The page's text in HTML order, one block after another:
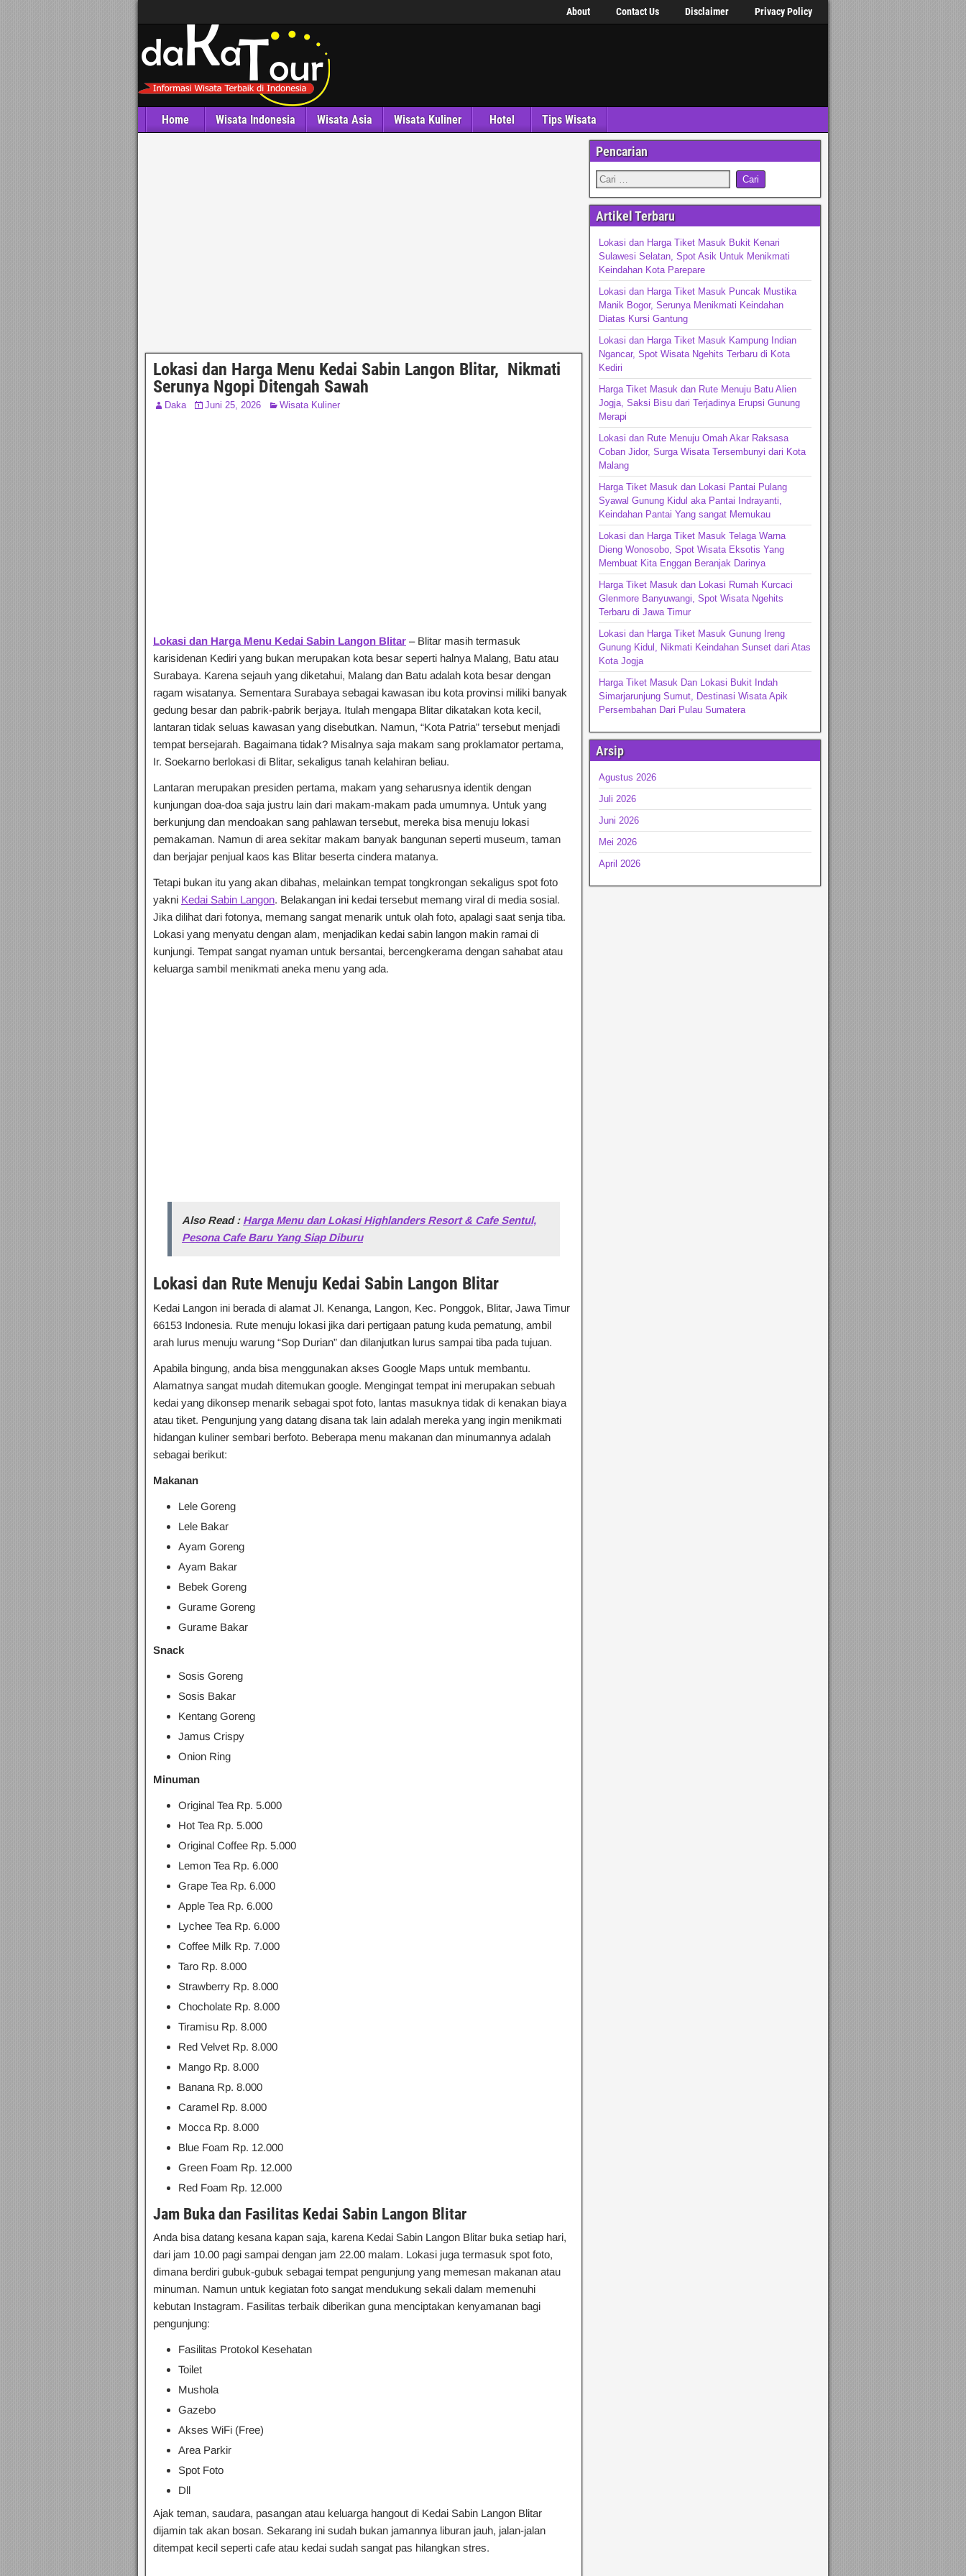
About Contact Us Disclaimer Privacy Policy
Home Wisata Indonesia Wisata Asia Wisata Kuliner Hotel Tips Wisata
Lokasi dan Harga Menu Kedai Sabin Langon Blitar, Nikmati
Serunya Ngopi Ditengah Sawah
Daka Juni 25, 2026 Wisata Kuliner
Lokasi dan Harga Menu Kedai Sabin Langon Blitar – Blitar masih termasuk
karisidenan Kediri yang bukan merupakan kota besar seperti halnya Malang, Batu atau
Surabaya. Karena sejauh yang diketahui, Malang dan Batu adalah kota besar dengan
ragam wisatanya. Sementara Surabaya sebagai kawasan ibu kota provinsi miliki banyak
gedung besar dan pabrik-pabrik berjaya. Itulah mengapa Blitar dikatakan kota kecil,
lantaran tidak seluas kawasan yang disebutkan. Namun, “Kota Patria” tersebut menjadi
tempat bersejarah. Bagaimana tidak? Misalnya saja makam sang proklamator pertama,
Ir. Soekarno berlokasi di Blitar, sekaligus tanah kelahiran beliau.
Lantaran merupakan presiden pertama, makam yang seharusnya identik dengan
kunjungan doa-doa saja justru lain dari makam-makam pada umumnya. Untuk yang
berkunjung dan mendoakan sang pahlawan tersebut, mereka bisa menuju lokasi
pemakaman. Namun di area sekitar makam banyak bangunan seperti museum, taman
dan berjajar penjual kaos kas Blitar beserta cindera matanya.
Tetapi bukan itu yang akan dibahas, melainkan tempat tongkrongan sekaligus spot foto
yakni Kedai Sabin Langon. Belakangan ini kedai tersebut memang viral di media sosial.
Jika dilihat dari fotonya, memang sangat menarik untuk olah foto, apalagi saat senja tiba.
Lokasi yang menyatu dengan alam, menjadikan kedai sabin langon makin ramai di
kunjungi. Tempat sangat nyaman untuk bersantai, bercengkerama dengan sahabat atau
keluarga sambil menikmati aneka menu yang ada.
Also Read : Harga Menu dan Lokasi Highlanders Resort & Cafe Sentul,
Pesona Cafe Baru Yang Siap Diburu
Lokasi dan Rute Menuju Kedai Sabin Langon Blitar
Kedai Langon ini berada di alamat Jl. Kenanga, Langon, Kec. Ponggok, Blitar, Jawa Timur
66153 Indonesia. Rute menuju lokasi jika dari pertigaan patung kuda pematung, ambil
arah lurus menuju warung “Sop Durian” dan dilanjutkan lurus sampai tiba pada tujuan.
Apabila bingung, anda bisa menggunakan akses Google Maps untuk membantu.
Alamatnya sangat mudah ditemukan google. Mengingat tempat ini merupakan sebuah
kedai yang dikonsep menarik sebagai spot foto, lantas masuknya tidak di kenakan biaya
atau tiket. Pengunjung yang datang disana tak lain adalah mereka yang ingin menikmati
hidangan kuliner sembari berfoto. Beberapa menu makanan dan minumannya adalah
sebagai berikut:
Makanan
Lele Goreng
Lele Bakar
Ayam Goreng
Ayam Bakar
Bebek Goreng
Gurame Goreng
Gurame Bakar
Snack
Sosis Goreng
Sosis Bakar
Kentang Goreng
Jamus Crispy
Onion Ring
Minuman
Original Tea Rp. 5.000
Hot Tea Rp. 5.000
Original Coffee Rp. 5.000
Lemon Tea Rp. 6.000
Grape Tea Rp. 6.000
Apple Tea Rp. 6.000
Lychee Tea Rp. 6.000
Coffee Milk Rp. 7.000
Taro Rp. 8.000
Strawberry Rp. 8.000
Chocholate Rp. 8.000
Tiramisu Rp. 8.000
Red Velvet Rp. 8.000
Mango Rp. 8.000
Banana Rp. 8.000
Caramel Rp. 8.000
Mocca Rp. 8.000
Blue Foam Rp. 12.000
Green Foam Rp. 12.000
Red Foam Rp. 12.000
Jam Buka dan Fasilitas Kedai Sabin Langon Blitar
Anda bisa datang kesana kapan saja, karena Kedai Sabin Langon Blitar buka setiap hari,
dari jam 10.00 pagi sampai dengan jam 22.00 malam. Lokasi juga termasuk spot foto,
dimana berdiri gubuk-gubuk sebagai tempat pengunjung yang memesan makanan atau
minuman. Namun untuk kegiatan foto sangat mendukung sekali dalam memenuhi
kebutan Instagram. Fasilitas terbaik diberikan guna menciptakan kenyamanan bagi
pengunjung:
Fasilitas Protokol Kesehatan
Toilet
Mushola
Gazebo
Akses WiFi (Free)
Area Parkir
Spot Foto
Dll
Ajak teman, saudara, pasangan atau keluarga hangout di Kedai Sabin Langon Blitar
dijamin tak akan bosan. Sekarang ini sudah bukan jamannya liburan jauh, jalan-jalan
ditempat kecil seperti cafe atau kedai sudah sangat pas hilangkan stres.
Pencarian
Artikel Terbaru
Lokasi dan Harga Tiket Masuk Bukit Kenari
Sulawesi Selatan, Spot Asik Untuk Menikmati
Keindahan Kota Parepare
Lokasi dan Harga Tiket Masuk Puncak Mustika
Manik Bogor, Serunya Menikmati Keindahan
Diatas Kursi Gantung
Lokasi dan Harga Tiket Masuk Kampung Indian
Ngancar, Spot Wisata Ngehits Terbaru di Kota
Kediri
Harga Tiket Masuk dan Rute Menuju Batu Alien
Jogja, Saksi Bisu dari Terjadinya Erupsi Gunung
Merapi
Lokasi dan Rute Menuju Omah Akar Raksasa
Coban Jidor, Surga Wisata Tersembunyi dari Kota
Malang
Harga Tiket Masuk dan Lokasi Pantai Pulang
Syawal Gunung Kidul aka Pantai Indrayanti,
Keindahan Pantai Yang sangat Memukau
Lokasi dan Harga Tiket Masuk Telaga Warna
Dieng Wonosobo, Spot Wisata Eksotis Yang
Membuat Kita Enggan Beranjak Darinya
Harga Tiket Masuk dan Lokasi Rumah Kurcaci
Glenmore Banyuwangi, Spot Wisata Ngehits
Terbaru di Jawa Timur
Lokasi dan Harga Tiket Masuk Gunung Ireng
Gunung Kidul, Nikmati Keindahan Sunset dari Atas
Kota Jogja
Harga Tiket Masuk Dan Lokasi Bukit Indah
Simarjarunjung Sumut, Destinasi Wisata Apik
Persembahan Dari Pulau Sumatera
Arsip
Agustus 2026
Juli 2026
Juni 2026
Mei 2026
April 2026